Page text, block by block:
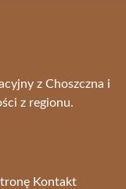
z Choszczna i
z regionu.
Kontakt